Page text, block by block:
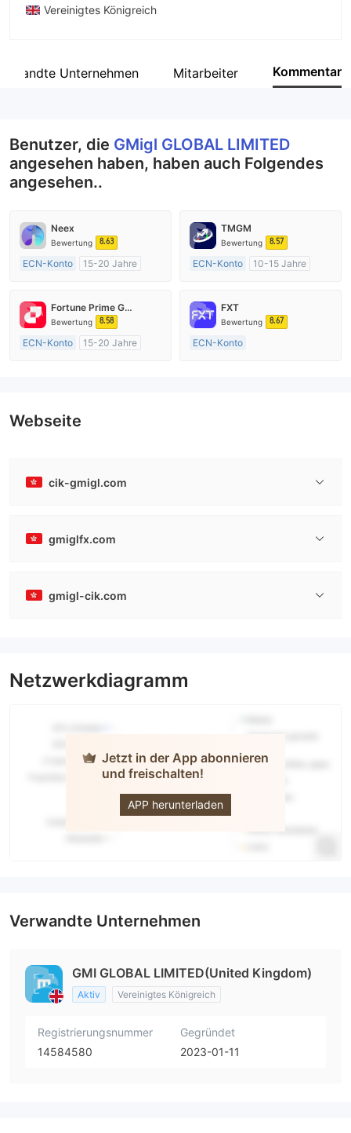
Vereinigtes Königreich
UnternehmenUnternehmen Mitarbeiter Kommentar
Benutzer, die GMigl GLOBAL LIMITED
angesehen haben, haben auch Folgendes
angesehen..
Neex
Bewertung 8.63
ECN-Konto
15-20 Jahre
Market Making (MM)
MT4-Volllizenz
TMGM
Bewertung 8.57
ECN-Konto
10-15 Jahre
Market Making (MM)
MT4-Volllizenz
Fortune Prime Global
Bewertung 8.58
ECN-Konto
15-20 Jahre
FXT
Bewertung 8.67
ECN-Konto
Webseite
cik-gmigl.com
gmiglfx.com
gmigl-cik.com
Netzwerkdiagramm
Jetzt in der App abonnieren
und freischalten!
APP herunterladen
GMigl
GLOBAL
LIMITED
Verwandte Unternehmen
GMI GLOBAL LIMITED(United Kingdom)
Aktiv Vereinigtes Königreich
Registrierungsnummer
14584580
Gegründet
2023-01-11